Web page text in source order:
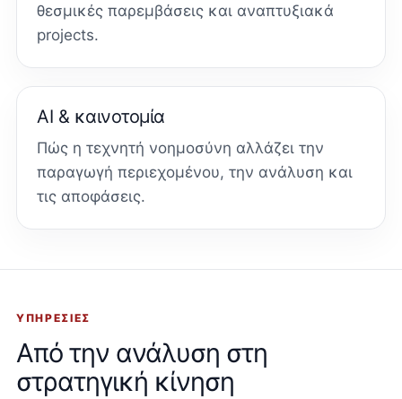
θεσμικές παρεμβάσεις και αναπτυξιακά
projects.
AI & καινοτομία
Πώς η τεχνητή νοημοσύνη αλλάζει την
παραγωγή περιεχομένου, την ανάλυση και
τις αποφάσεις.
ΥΠΗΡΕΣΊΕΣ
Από την ανάλυση στη
στρατηγική κίνηση